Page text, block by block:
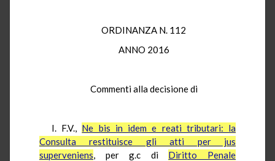
ORDINANZA N. 112
ANNO 2016
Commenti alla decisione di
I. F.V., Ne bis in idem e reati tributari: la
Consulta restituisce gli atti per jus
superveniens, per g.c di Diritto Penale